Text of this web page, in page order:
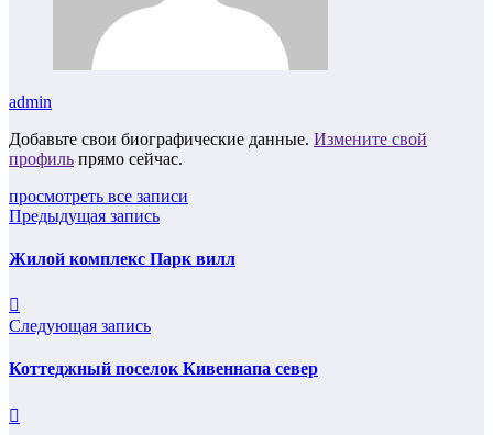
admin
Добавьте свои биографические данные. Измените свой
профиль прямо сейчас.
просмотреть все записи
Предыдущая запись
Жилой комплекс Парк вилл
Следующая запись
Коттеджный поселок Кивеннапа север